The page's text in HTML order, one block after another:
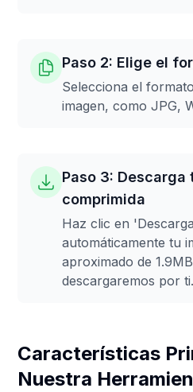
Paso 2: Elige el
Selecciona el
imagen, como JPG,
Paso 3: Descarga
comprimida
Haz clic en
automáticamente tu
aproximado de
descargaremos por ti.
Características
Nuestra